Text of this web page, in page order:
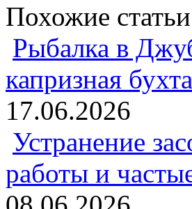
Похожие статьи
Рыбалка в
капризная бухта
17.06.2026
Устранение
работы и